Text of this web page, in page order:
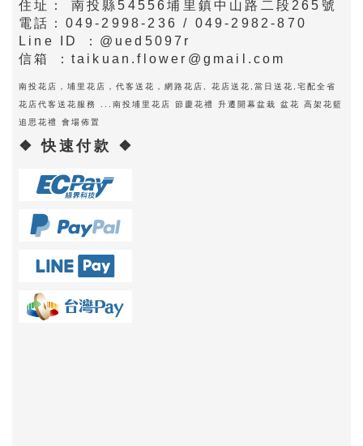
住址： 南投縣54556埔里鎮中山路二段265號
電話：049-2998-236 / 049-2982-870
Line ID ：@ued5097r
信箱 ：taikuan.flower@gmail.com
南投花店，埔里花店，代客送花，網路花店, 花店送花,當日送花,宅配全省
花店代客送花服務 ...南投埔里花店 節慶花禮 升遷開幕盆栽 盆花 高架花籃
追思花禮 會場佈置
❖ 快速付款 ❖